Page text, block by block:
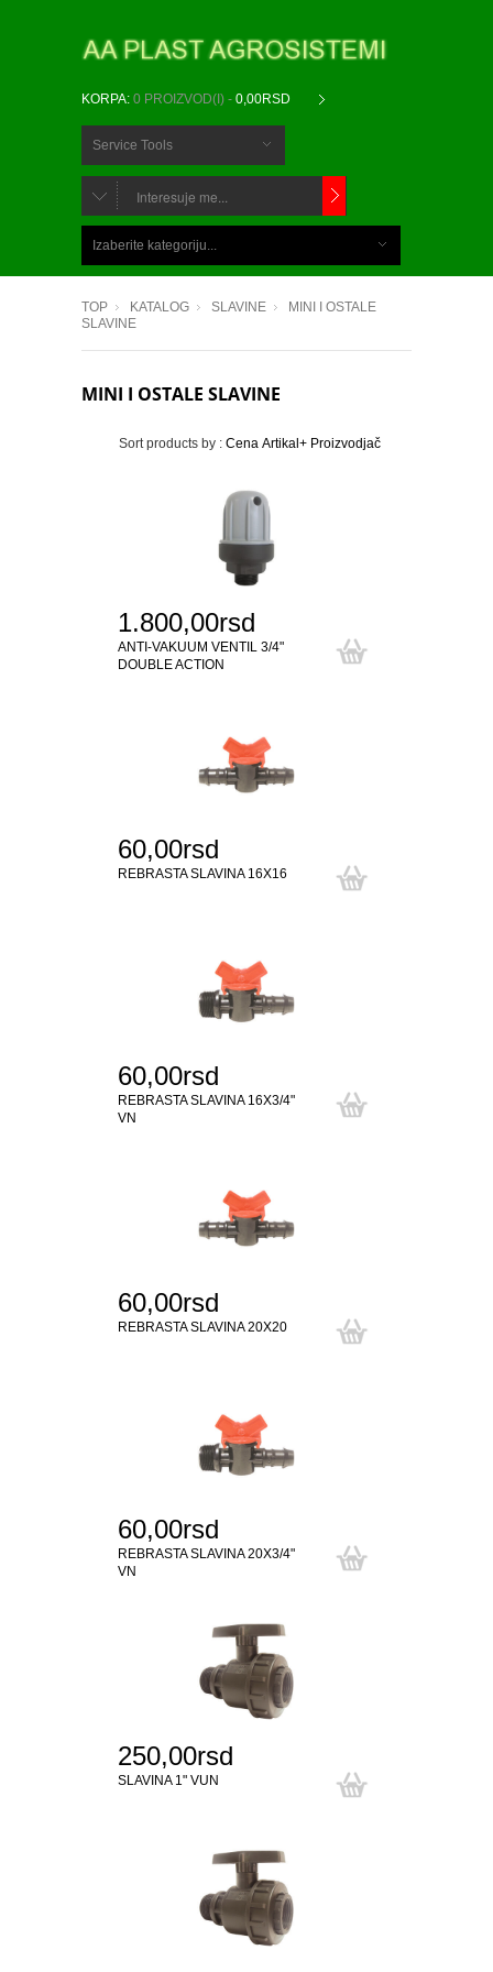
KORPA: 0 PROIZVOD(I) - 0,00RSD
Service Tools
CHOOSE
ITEMS...
Izaberite kategoriju...
TOP KATALOG SLAVINE
MINI I OSTALE
SLAVINE
MINI I OSTALE SLAVINE
Sort products by : Cena Artikal+ Proizvodjač
1.800,00rsd
ANTI-VAKUUM VENTIL 3/4"
DOUBLE ACTION
60,00rsd
REBRASTA SLAVINA 16X16
60,00rsd
REBRASTA SLAVINA 16X3/4"
VN
60,00rsd
REBRASTA SLAVINA 20X20
60,00rsd
REBRASTA SLAVINA 20X3/4"
VN
250,00rsd
SLAVINA 1" VUN